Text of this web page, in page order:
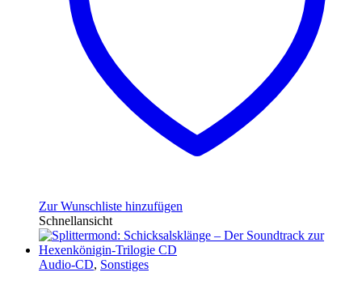
Zur Wunschliste hinzufügen
Schnellansicht
Audio-CD, Sonstiges